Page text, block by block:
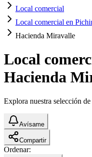
Local comercial
Local comercial en
Hacienda Miravalle
Local
Hacienda
Explora nuestra selección
Avísame
Compartir
Ordenar: